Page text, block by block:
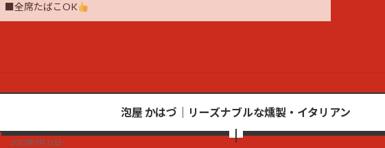
■全席たばこOK
泡屋 かはづ｜リーズナブルな燻製・イタリアン
2025年9月11日